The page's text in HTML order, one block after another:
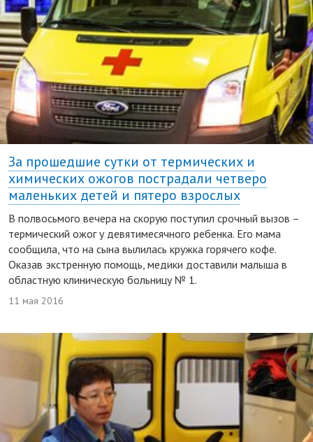
За прошедшие сутки от термических и
химических ожогов пострадали четверо
маленьких детей и пятеро взрослых
В полвосьмого вечера на скорую поступил срочный вызов –
термический ожог у девятимесячного ребенка. Его мама
сообщила, что на сына вылилась кружка горячего кофе.
Оказав экстренную помощь, медики доставили малыша в
областную клиническую больницу № 1.
11 мая 2016